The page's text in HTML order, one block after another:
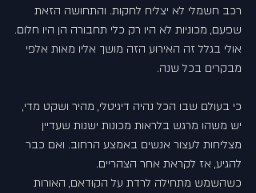
רכב חשמלי לא יצליח לחקות. והתחושה הזאת
שפעם, מכוניות לא היו רק כלי תחבורה הן היו חלום.
אולי בגלל זה האירוע הזה מושך אליו מאות אלפי
מבקרים בכל שנה.
כי בעולם שבו הכל נהיה דיגיטלי, מהיר ושקט מדי,
יש משהו מרגש בלראות מכונות ישנות שעדיין
מצליחות לעצור אנשים באמצע הרחוב. ואם כבר
להגיע, אז לקראת אחר הצהריים.
כשהשמש מתחילה לרדת על הקוּדאם, האורות